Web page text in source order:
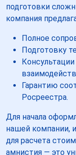
подготовки
компания
Полное
Подготовку
Гарантию
Росреестра.
Для начала
нашей компании,
для расчета
амнистия — это